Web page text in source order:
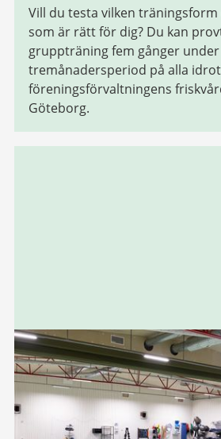
Vill du testa vilken träningsform
som är rätt för dig? Du kan
gruppträning fem gånger
tremånadersperiod på alla
föreningsförvaltningens
Göteborg.